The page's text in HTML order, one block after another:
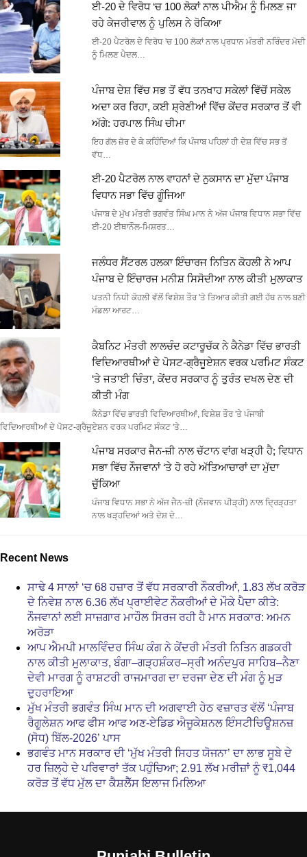
ਈ-20 ਦੇ ਵਿਰੋਧ ‘ਚ 100 ਲੋਕਾਂ ਨਾਲ ਪੀਐਮ ਨੂੰ ਮਿਲਣ ਜਾ
ਰਹੇ ਕੇਜਰੀਵਾਲ ਨੂੰ ਪੁਲਿਸ ਨੇ ਰੋਕਿਆ
ਈ-20 ਪੈਟਰੋਲ ਦੇ ਵਿਰੋਧ 'ਚ 100 ਲੋਕਾਂ ਨਾਲ ਪ੍ਰਧਾਨ ਮੰਤਰੀ ਨਰਿੰਦਰ ਮੋਦੀ
ਨੂੰ ਮਿਲਣ ਪੈਦਲ…
ਪੰਜਾਬ ਦੇਸ਼ ਵਿੱਚ ਸਭ ਤੋਂ ਵੱਧ ਤਨਖਾਹ ਸਕੇਲਾਂ ਵਿੱਚੋਂ ਸਕੇਲ
ਅਦਾ ਕਰ ਰਿਹਾ, ਕਈ ਸ਼੍ਰੇਣੀਆਂ ਵਿੱਚ ਕੇਂਦਰ ਸਰਕਾਰ ਤੋਂ ਵੀ
ਅੱਗੇ: ਹਰਪਾਲ ਸਿੰਘ ਚੀਮਾ
ਇਹ ਗੱਲ ਜ਼ੋਰ ਦੇ ਕੇ ਕਹਿੰਦਿਆਂ ਕਿ ਪੰਜਾਬ ਪਹਿਲਾਂ ਹੀ ਦੇਸ਼ ਵਿੱਚ ਸਭ ਤੋਂ
ਵੱਧ…
ਈ-20 ਪੈਟਰੋਲ ਨਾਲ ਵਾਹਨਾਂ ਦੇ ਨੁਕਸਾਨ ਦਾ ਮੁੱਦਾ ਪੰਜਾਬ
ਵਿਧਾਨ ਸਭਾ ਵਿੱਚ ਗੂੰਜਿਆ
ਪੰਜਾਬ ਦੇ ਮੁੱਖ ਮੰਤਰੀ ਭਗਵੰਤ ਸਿੰਘ ਮਾਨ ਨੇ ਅੱਜ ਪੰਜਾਬ ਵਿਧਾਨ ਸਭਾ ਵਿੱਚ
ਈ-20 ਈਥਾਨੌਲ-ਮਿਸ਼ਰਤ…
ਜਲੰਧਰ ਸੈਂਟਰਲ ਹਲਕਾ ਇੰਚਾਰਜ ਨਿਤਿਨ ਕੋਹਲੀ ਨੇ ਆਪ
ਪੰਜਾਬ ਦੇ ਇੰਚਾਰਜ ਮਨੀਸ਼ ਸਿਸੋਦੀਆ ਨਾਲ ਕੀਤੀ ਮੁਲਾਕਾਤ
ਪਤਨੀ ਨਿਧੀ ਕੋਹਲੀ ਵੱਲੋਂ ਵਿਸ਼ੇਸ਼ ਤੌਰ 'ਤੇ ਤਿਆਰ ਕੀਤੀ ਗਈ ਹੱਥ ਨਾਲ ਬਣੀ
ਮੰਡਲਾ ਆਰਟ…
ਕੈਬਨਿਟ ਮੰਤਰੀ ਲਾਲਚੰਦ ਕਟਾਰੂਚੱਕ ਨੇ ਕੈਨੇਡਾ ਵਿੱਚ ਭਾਰਤੀ
ਵਿਦਿਆਰਥੀਆਂ ਦੇ ਪੋਸਟ-ਗ੍ਰੈਜੂਏਸ਼ਨ ਵਰਕ ਪਰਮਿਟ ਸੰਕਟ
‘ਤੇ ਜਤਾਈ ਚਿੰਤਾ, ਕੇਂਦਰ ਸਰਕਾਰ ਨੂੰ ਤੁਰੰਤ ਦਖਲ ਦੇਣ ਦੀ
ਕੀਤੀ ਮੰਗ
ਕੈਨੇਡਾ ਵਿੱਚ ਭਾਰਤੀ ਵਿਦਿਆਰਥੀਆਂ, ਵਿਸ਼ੇਸ਼ ਤੌਰ 'ਤੇ ਪੰਜਾਬੀ
ਵਿਦਿਆਰਥੀਆਂ ਦੇ ਪੋਸਟ-ਗ੍ਰੈਜੂਏਸ਼ਨ ਵਰਕ ਪਰਮਿਟ ਸੰਕਟ 'ਤੇ…
ਪੰਜਾਬ ਸਰਕਾਰ ਜੈਨ-ਜ਼ੀ ਨਾਲ ਚੱਟਾਨ ਵਾਂਗ ਖੜ੍ਹੀ ਹੈ; ਵਿਧਾਨ
ਸਭਾ ਵਿੱਚ ਨੌਜਵਾਨਾਂ ‘ਤੇ ਹੋ ਰਹੇ ਅੱਤਿਆਚਾਰਾਂ ਦਾ ਮੁੱਦਾ
ਚੁੱਕਿਆ
ਪੰਜਾਬ ਵਿਧਾਨ ਸਭਾ ਨੇ ਅੱਜ ਜੈਨ-ਜ਼ੀ (ਨੌਜਵਾਨ ਪੀੜ੍ਹੀ) ਨਾਲ ਦ੍ਰਿੜ੍ਹਤਾ
ਨਾਲ ਖੜ੍ਹਦਿਆਂ ਅਤੇ ਦੇਸ਼ ਦੇ…
Recent News
ਸਾਢੇ 4 ਸਾਲਾਂ ‘ਚ 68 ਹਜ਼ਾਰ ਤੋਂ ਵੱਧ ਸਰਕਾਰੀ ਨੌਕਰੀਆਂ, 1.83 ਲੱਖ ਕਰੋੜ
ਦੇ ਨਿਵੇਸ਼ ਨਾਲ 6.36 ਲੱਖ ਪ੍ਰਾਈਵੇਟ ਨੌਕਰੀਆਂ ਦੇ ਮੌਕੇ ਪੈਦਾ ਕੀਤੇ:
ਨੌਜਵਾਨਾਂ ਲਈ ਸਾਜ਼ਗਾਰ ਮਾਹੌਲ ਸਿਰਜ ਰਹੀ ਹੈ ਮਾਨ ਸਰਕਾਰ: ਅਮਨ
ਅਰੋੜਾ
ਆਪ ਐਮਪੀ ਮਾਲਵਿੰਦਰ ਸਿੰਘ ਕੰਗ ਨੇ ਕੇਂਦਰੀ ਮੰਤਰੀ ਨਿਤਿਨ ਗਡਕਰੀ
ਨਾਲ ਕੀਤੀ ਮੁਲਾਕਾਤ, ਬੰਗਾ–ਗੜ੍ਹਸ਼ੰਕਰ–ਸ੍ਰੀ ਅਨੰਦਪੁਰ ਸਾਹਿਬ–ਨੈਣਾ
ਦੇਵੀ ਮਾਰਗ ਨੂੰ ਰਾਸ਼ਟਰੀ ਰਾਜਮਾਰਗ ਦਾ ਦਰਜਾ ਦੇਣ ਦੀ ਮੰਗ ਨੂੰ ਮੁੜ
ਦੁਹਰਾਇਆ
ਮੁੱਖ ਮੰਤਰੀ ਭਗਵੰਤ ਸਿੰਘ ਮਾਨ ਦੀ ਅਗਵਾਈ ਹੇਠ ਵਜ਼ਾਰਤ ਵੱਲੋਂ ‘ਪੰਜਾਬ
ਰੈਗੂਲੇਸ਼ਨ ਆਫ ਫੀਸ ਆਫ ਅਣ-ਏਡਿਡ ਐਜੂਕੇਸ਼ਨਲ ਇੰਸਟੀਚਿਊਸ਼ਨਜ਼
(ਸੋਧ) ਬਿੱਲ-2026’ ਪਾਸ
ਭਗਵੰਤ ਮਾਨ ਸਰਕਾਰ ਦੀ ‘ਮੁੱਖ ਮੰਤਰੀ ਸਿਹਤ ਯੋਜਨਾ’ ਦਾ ਲਾਭ ਸੂਬੇ ਦੇ
ਹਰ ਜ਼ਿਲ੍ਹੇ ਦੇ ਪਰਿਵਾਰਾਂ ਤੱਕ ਪਹੁੰਚਿਆ; 2.91 ਲੱਖ ਮਰੀਜ਼ਾਂ ਨੂੰ ₹1,044
ਕਰੋੜ ਤੋਂ ਵੱਧ ਮੁੱਲ ਦਾ ਕੈਸ਼ਲੈੱਸ ਇਲਾਜ ਮਿਲਿਆ